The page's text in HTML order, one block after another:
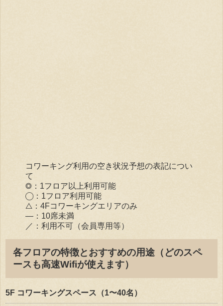
コワーキング利用の空き状況予想の表記につい
て
◎：1フロア以上利用可能
◯：1フロア利用可能
△：4Fコワーキングエリアのみ
―：10席未満
／：利用不可（会員専用等）
各フロアの特徴とおすすめの用途（どのスペ
ースも高速Wifiが使えます）
5F コワーキングスペース（1〜40名）